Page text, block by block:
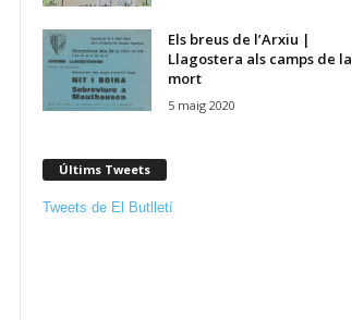
Els breus de l’Arxiu |
Llagostera als camps de la
mort
5 maig 2020
Últims Tweets
Tweets de El Butlletí